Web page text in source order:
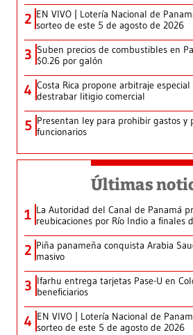
2 EN VIVO | Lotería Nacional de
sorteo de este 5 de agosto de 2026
3 Suben precios de combustibles en
$0.26 por galón
4 Costa Rica propone arbitraje
destrabar litigio comercial
5 Presentan ley para prohibir gastos y
funcionarios
Últimas
1 La Autoridad del Canal de Panamá
reubicaciones por Río Indio a finales
2 Piña panameña conquista Arabia
masivo
3 Ifarhu entrega tarjetas Pase-U en
beneficiarios
4 EN VIVO | Lotería Nacional de
sorteo de este 5 de agosto de 2026